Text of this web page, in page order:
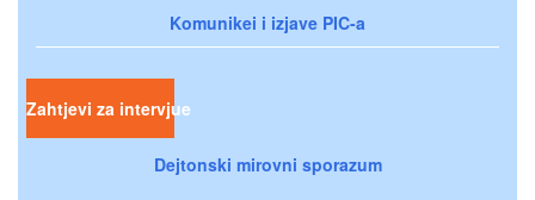
Komunikei i izjave PIC-a
Zahtjevi za intervjue
Dejtonski mirovni sporazum